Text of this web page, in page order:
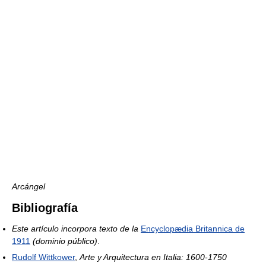
Arcángel
Bibliografía
Este artículo incorpora texto de la Encyclopædia Britannica de
1911 (dominio público).
Rudolf Wittkower,Arte y Arquitectura en Italia: 1600-1750